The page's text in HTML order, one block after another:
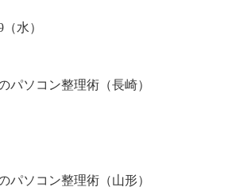
水）
パソコン整理術（長崎）
パソコン整理術（山形）